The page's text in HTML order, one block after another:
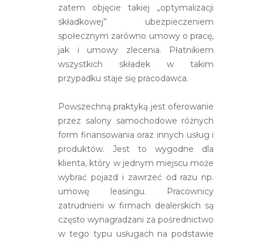
zatem objęcie takiej „optymalizacji
składkowej” ubezpieczeniem
społecznym zarówno umowy o pracę,
jak i umowy zlecenia. Płatnikiem
wszystkich składek w takim
przypadku staje się pracodawca.
Powszechną praktyką jest oferowanie
przez salony samochodowe różnych
form finansowania oraz innych usług i
produktów. Jest to wygodne dla
klienta, który w jednym miejscu może
wybrać pojazd i zawrzeć od razu np.
umowę leasingu. Pracownicy
zatrudnieni w firmach dealerskich są
często wynagradzani za pośrednictwo
w tego typu usługach na podstawie